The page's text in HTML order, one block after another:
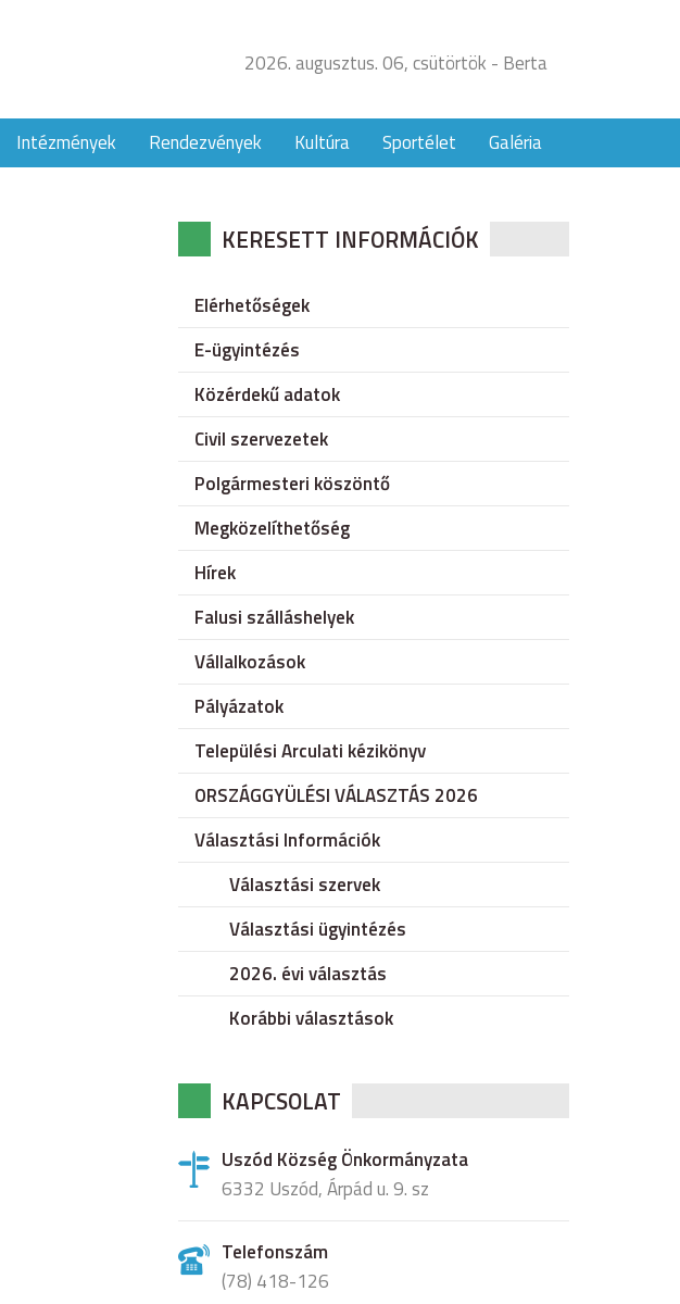
2026. augusztus. 06, csütörtök - Berta
Intézmények Rendezvények Kultúra Sportélet Galéria
KERESETT INFORMÁCIÓK
Elérhetőségek
E-ügyintézés
Közérdekű adatok
Civil szervezetek
Polgármesteri köszöntő
Megközelíthetőség
Hírek
Falusi szálláshelyek
Vállalkozások
Pályázatok
Települési Arculati kézikönyv
ORSZÁGGYÜLÉSI VÁLASZTÁS 2026
Választási Információk
Választási szervek
Választási ügyintézés
2026. évi választás
Korábbi választások
KAPCSOLAT
Uszód Község Önkormányzata
6332 Uszód, Árpád u. 9. sz
Telefonszám
(78) 418-126